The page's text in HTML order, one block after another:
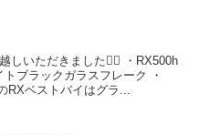
しいただきました🙇‍♂️ ・RX500h
ブラックガラスフレーク ・
ベストバイはグラ...